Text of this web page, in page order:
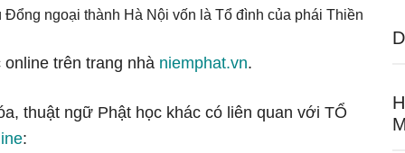
ngoại thành Hà Nội vốn là Tổ đình của phái Thiền
trên trang nhà niemphat.vn.
thuật ngữ Phật học khác có liên quan với TỔ
: